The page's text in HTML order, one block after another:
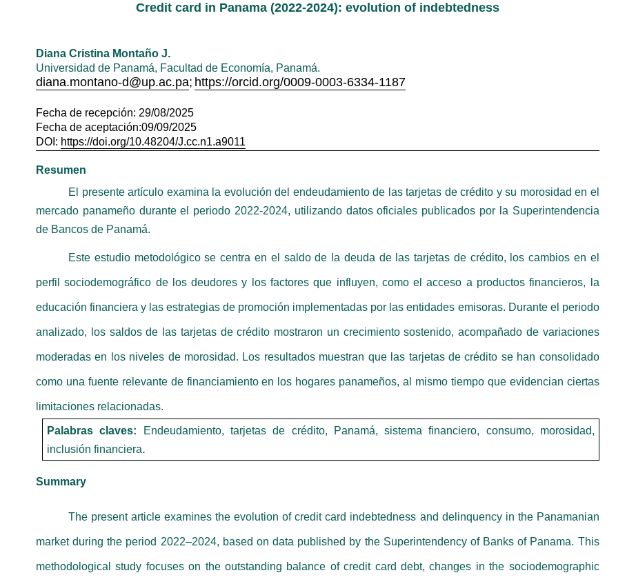
Credit card in Panama (2022-2024): evolution of indebtedness
Diana Cristina Montaño J.
Universidad de Panamá, Facultad de Economía, Panamá.
diana.montano-d@up.ac.pa; https://orcid.org/0009-0003-6334-1187
Fecha de recepción: 29/08/2025
Fecha de aceptación:09/09/2025
DOI: https://doi.org/10.48204/J.cc.n1.a9011
Resumen
El presente artículo examina la evolución del endeudamiento de las tarjetas de crédito y su morosidad en el
mercado panameño durante el periodo 2022-2024, utilizando datos oficiales publicados por la Superintendencia
de Bancos de Panamá.
Este estudio metodológico se centra en el saldo de la deuda de las tarjetas de crédito, los cambios en el
perfil sociodemográfico de los deudores y los factores que influyen, como el acceso a productos financieros, la
educación financiera y las estrategias de promoción implementadas por las entidades emisoras. Durante el periodo
analizado, los saldos de las tarjetas de crédito mostraron un crecimiento sostenido, acompañado de variaciones
moderadas en los niveles de morosidad. Los resultados muestran que las tarjetas de crédito se han consolidado
como una fuente relevante de financiamiento en los hogares panameños, al mismo tiempo que evidencian ciertas
limitaciones relacionadas.
Palabras claves:
Endeudamiento, tarjetas de crédito, Panamá, sistema financiero, consumo, morosidad,
inclusión financiera.
Summary
The present article examines the evolution of credit card indebtedness and delinquency in the Panamanian
market during the period 2022–2024, based on data published by the Superintendency of Banks of Panama. This
methodological study focuses on the outstanding balance of credit card debt, changes in the sociodemographic